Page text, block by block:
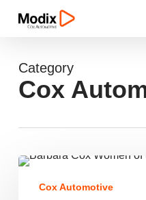
Category
Cox
Premio
Cox Automotive